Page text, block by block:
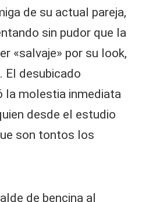
de su actual pareja,
sin pudor que la
«salvaje» por su look,
El desubicado
la molestia inmediata
desde el estudio
son tontos los
de bencina al